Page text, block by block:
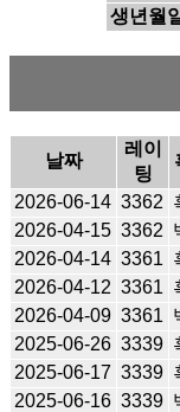
생년월
날짜
레이
팅
2026-06-14 3362
2026-04-15 3362
2026-04-14 3361
2026-04-12 3361
2026-04-09 3361
2025-06-26 3339
2025-06-17 3339
2025-06-16 3339